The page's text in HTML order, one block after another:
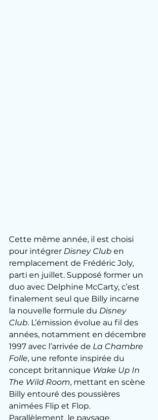
Cette même année, il est choisi
pour intégrer Disney Club en
remplacement de Frédéric Joly,
parti en juillet. Supposé former un
duo avec Delphine McCarty, c’est
finalement seul que Billy incarne
la nouvelle formule du Disney
Club. L’émission évolue au fil des
années, notamment en décembre
1997 avec l’arrivée de La Chambre
Folle, une refonte inspirée du
concept britannique Wake Up In
The Wild Room, mettant en scène
Billy entouré des poussières
animées Flip et Flop.
Parallèlement, le paysage